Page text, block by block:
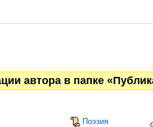
автора в папке
Поэзия